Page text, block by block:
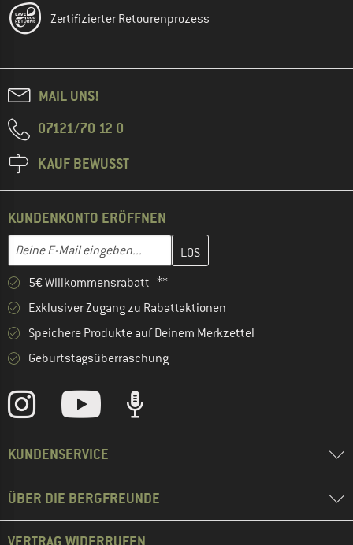
Zertifizierter Retourenprozess
MAIL UNS!
07121/70 12 0
KAUF BEWUSST
KUNDENKONTO ERÖFFNEN
E-Mail-Adresse
Gib hier deine E-Mail-Adresse ein und erstelle im nächsten
5€ Willkommensrabatt **
Exklusiver Zugang zu Rabattaktionen
Speichere Produkte auf Deinem Merkzettel
Geburtstagsüberraschung
KUNDENSERVICE
ÜBER DIE BERGFREUNDE